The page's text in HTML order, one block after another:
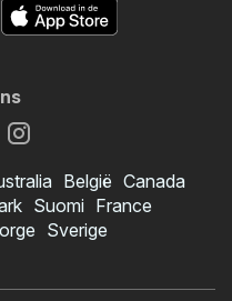
België Canada
Suomi France
Sverige